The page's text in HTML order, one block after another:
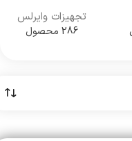
تجهیزات وایرلس
286 محصول